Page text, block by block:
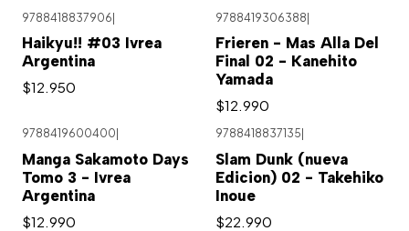
9788418837906
Haikyu!! #03 Ivrea
Argentina
$12.950
9788419306388
Frieren - Mas Alla Del
Final 02 - Kanehito
Yamada
$12.990
9788419600400
Manga Sakamoto Days
Tomo 3 - Ivrea
Argentina
$12.990
9788418837135
Slam Dunk (nueva
Edicion) 02 - Takehiko
Inoue
$22.990